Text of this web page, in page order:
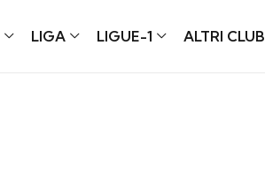
LIGA LIGUE-1 ALTRI CLUB